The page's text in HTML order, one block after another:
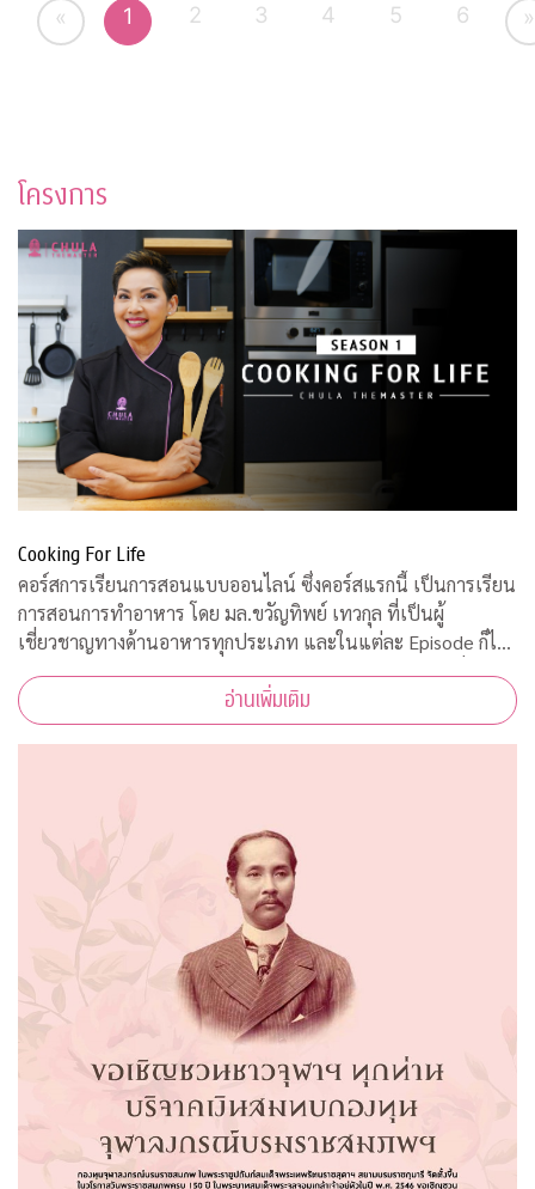
« 1 2 3 4 5 6 »
โครงการ
Cooking For Life
คอร์สการเรียนการสอนแบบออนไลน์ ซึ่งคอร์สแรกนี้ เป็นการเรียน
การสอนการทำอาหาร โดย มล.ขวัญทิพย์ เทวกุล ที่เป็นผู้
เชี่ยวชาญทางด้านอาหารทุกประเภท และในแต่ละ Episode ก็ได้
รับความร่วมมือจากคณาจารย์ ผู้ทรงคุณวุฒิ จากคณะต่างๆ ที่มาให้
ความรู้ ตามหลักวิชาการอีกด้วยอ่านเพิ่มเติม